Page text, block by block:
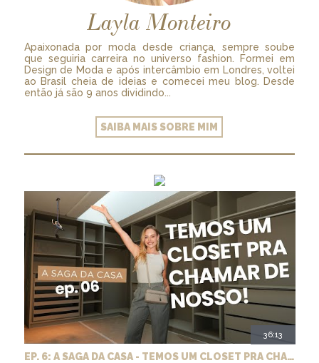
Layla Monteiro
Apaixonada por moda desde criança, sempre soube
que seguiria carreira no universo fashion. Formei em
Design de Moda e após intercâmbio em Londres, voltei
ao Brasil cheia de ideias e comecei meu blog. Desde
então já são 9 anos dividindo...
SAIBA MAIS SOBRE MIM
36:13
EP. 6: A SAGA DA CASA - TEMOS UM CLOSET PRA CHAMAR DE NOSSO + MARCENARIA E PAISAGISMO